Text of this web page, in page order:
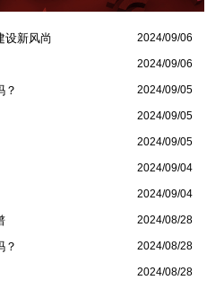
设新风尚 2024/09/06
2024/09/06
？ 2024/09/05
2024/09/05
2024/09/05
2024/09/04
2024/09/04
2024/08/28
？ 2024/08/28
2024/08/28